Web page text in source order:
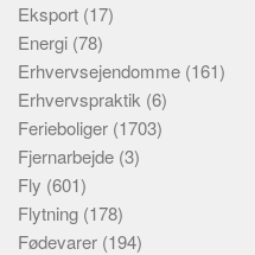
Eksport (17)
Energi (78)
Erhvervsejendomme (161)
Erhvervspraktik (6)
Ferieboliger (1703)
Fjernarbejde (3)
Fly (601)
Flytning (178)
Fødevarer (194)